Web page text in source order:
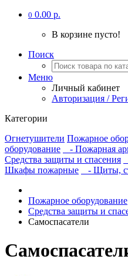
0 0.00 р.
В корзине пусто!
Поиск
Меню
Личный кабинет
Авторизация /
Категории
Огнетушители Пожарное
оборудование
- Пожарная
Средства защиты и спасения
Шкафы пожарные
- Щиты,
Пожарное оборудование
Средства защиты и
Самоспасатели